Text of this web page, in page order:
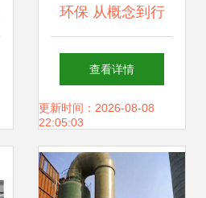
环保 从概念到行
动，绿色消费成新
趋势
查看详情
更新时间：2026-08-08
22:05:03